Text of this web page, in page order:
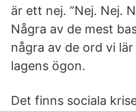
är ett nej. ”Nej. Nej.
Några av de mest
några av de ord vi
lagens ögon.
Det finns sociala